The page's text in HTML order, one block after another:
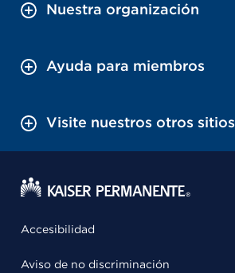
Nuestra organización
Ayuda para miembros
Visite nuestros otros sitios
Accesibilidad
Aviso de no discriminación